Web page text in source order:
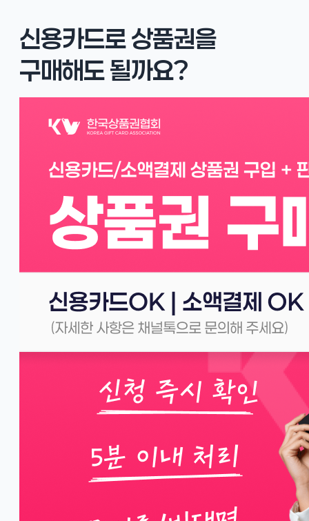
신용카드로 상품권을
구매해도 될까요?